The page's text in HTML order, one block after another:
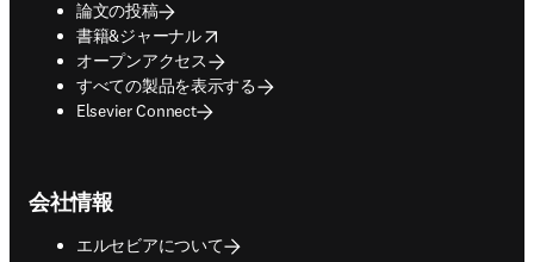
論文の投稿
書籍&ジャーナル
opens in new tab/window
オープンアクセス
すべての製品を表示する
Elsevier Connect
会社情報
エルセビアについて